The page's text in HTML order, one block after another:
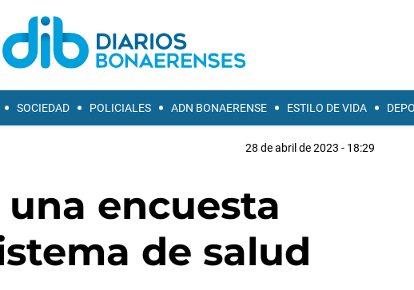
SOCIEDAD POLICIALES ADN BONAERENSE ESTILO DE VIDA
28 de abril de 2023 - 18:29
encuesta
de salud